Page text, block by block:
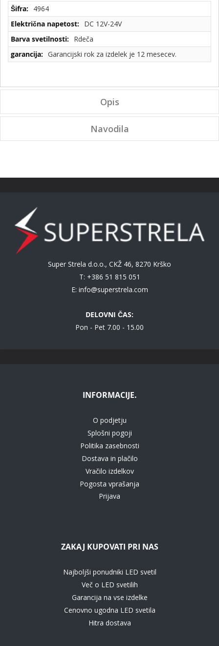
Tehnične
specifikacije
4964
DC 12V-24V
Rdeča
Garancijski rok za izdelek je 12 mesecev.
Opis
Navodila
Super Strela d.o.o., CKŽ 46, 8270 Krško
T: +386 51 815 051
E: info@superstrela.com
DELOVNI ČAS:
Pon - Pet 7.00 - 15.00
INFORMACIJE.
O podjetju
Splošni pogoji
Politika zasebnosti
Dostava in plačilo
Vračilo izdelkov
Pogosta vprašanja
Prijava
ZAKAJ KUPOVATI PRI NAS
Najboljši ponudniki LED svetil
Več o LED svetilih
Garancija na vse izdelke
Cenovno ugodna LED svetila
Hitra dostava